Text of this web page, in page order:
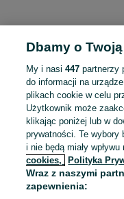
To
Dbamy o
My i nasi447 partnerzy
do informacji na
plikach cookie w celu
Użytkownik może
klikając poniżej lub w
prywatności. Te wybory
i nie będą miały
cookies,
Polityka
Wraz z naszymi
zapewnienia: